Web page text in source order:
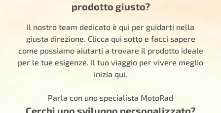
prodotto giusto?
Il nostro team dedicato è qui per guidarti nella
giusta direzione. Clicca qui sotto e facci sapere
come possiamo aiutarti a trovare il prodotto ideale
per le tue esigenze. Il tuo viaggio per vivere meglio
inizia qui.
Parla con uno specialista MotoRad